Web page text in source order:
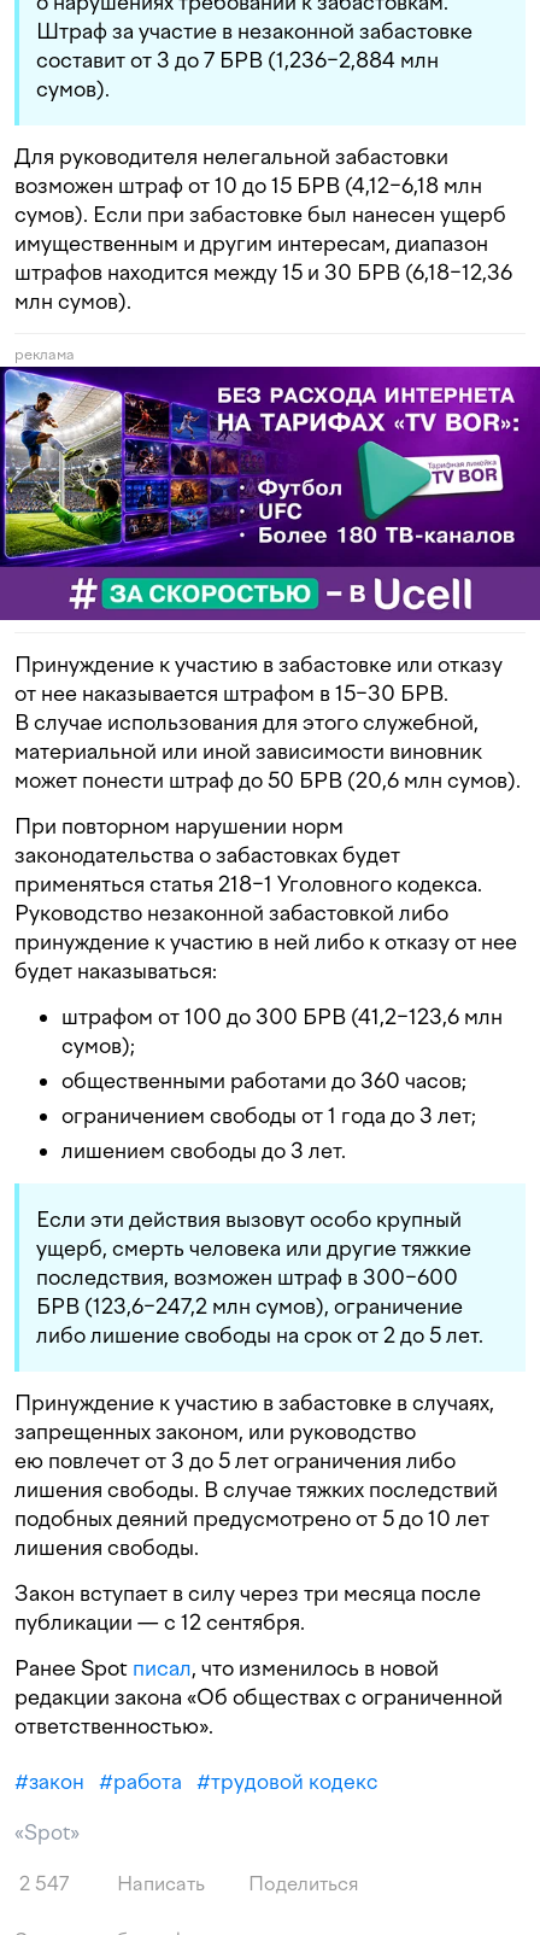
Штраф за участие в незаконной забастовке
составит от 3 до 7 БРВ (1,236−2,884 млн
сумов).
Для руководителя нелегальной забастовки
возможен штраф от 10 до 15 БРВ (4,12−6,18 млн
сумов). Если при забастовке был нанесен ущерб
имущественным и другим интересам, диапазон
штрафов находится между 15 и 30 БРВ (6,18−12,36
млн сумов).
реклама
Принуждение к участию в забастовке или отказу
от нее наказывается штрафом в 15−30 БРВ.
В случае использования для этого служебной,
материальной или иной зависимости виновник
может понести штраф до 50 БРВ (20,6 млн сумов).
При повторном нарушении норм
законодательства о забастовках будет
применяться статья 218−1 Уголовного кодекса.
Руководство незаконной забастовкой либо
принуждение к участию в ней либо к отказу от нее
будет наказываться:
штрафом от 100 до 300 БРВ (41,2−123,6 млн
сумов);
общественными работами до 360 часов;
ограничением свободы от 1 года до 3 лет;
лишением свободы до 3 лет.
Если эти действия вызовут особо крупный
ущерб, смерть человека или другие тяжкие
последствия, возможен штраф в 300−600
БРВ (123,6−247,2 млн сумов), ограничение
либо лишение свободы на срок от 2 до 5 лет.
Принуждение к участию в забастовке в случаях,
запрещенных законом, или руководство
ею повлечет от 3 до 5 лет ограничения либо
лишения свободы. В случае тяжких последствий
подобных деяний предусмотрено от 5 до 10 лет
лишения свободы.
Закон вступает в силу через три месяца после
публикации — с 12 сентября.
Ранее Spot писал, что изменилось в новой
редакции закона «Об обществах с ограниченной
ответственностью».
#закон #работа #трудовой кодекс
«Spot»
2 547 Написать Поделиться